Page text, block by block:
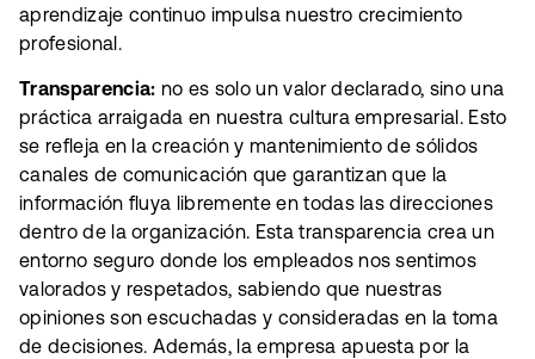
aprendizaje continuo impulsa nuestro crecimiento
profesional.
Transparencia: no es solo un valor declarado, sino una
práctica arraigada en nuestra cultura empresarial. Esto
se refleja en la creación y mantenimiento de sólidos
canales de comunicación que garantizan que la
información fluya libremente en todas las direcciones
dentro de la organización. Esta transparencia crea un
entorno seguro donde los empleados nos sentimos
valorados y respetados, sabiendo que nuestras
opiniones son escuchadas y consideradas en la toma
de decisiones. Además, la empresa apuesta por la